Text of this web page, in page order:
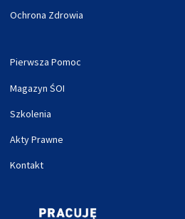
Ochrona Zdrowia
Pierwsza Pomoc
Magazyn ŚOI
Szkolenia
Akty Prawne
Kontakt